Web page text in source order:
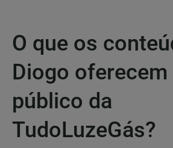
O que os
Diogo oferecem
público da
TudoLuzeGás?